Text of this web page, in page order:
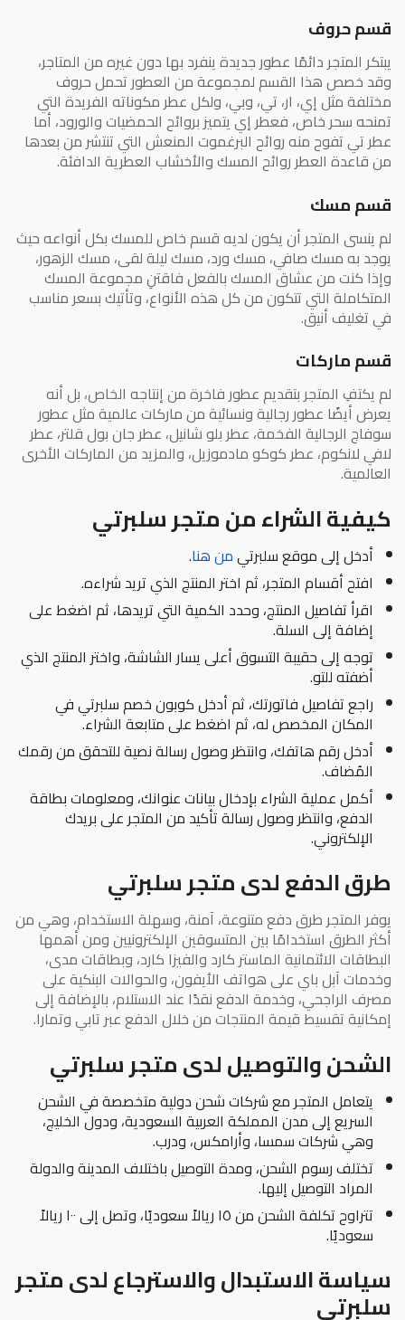
قسم حروف
يبتكر المتجر دائمًا عطور جديدة ينفرد بها دون غيره من المتاجر،
وقد خصص هذا القسم لمجموعة من العطور تحمل حروف
مختلفة مثل إي، ار، تي، وبي، ولكل عطر مكوناته الفريدة التي
تمنحه سحر خاص، فعطر إي يتميز بروائح الحمضيات والورود، أما
عطر تي تفوح منه روائح البرغموت المنعش التي تنتشر من بعدها
من قاعدة العطر روائح المسك والأخشاب العطرية الدافئة.
قسم مسك
لم ينسى المتجر أن يكون لديه قسم خاص للمسك بكل أنواعه حيث
يوجد به مسك صافي، مسك ورد، مسك ليلة لقى، مسك الزهور،
وإذا كنت من عشاق المسك بالفعل فاقتنِ مجموعة المسك
المتكاملة التي تتكون من كل هذه الأنواع، وتأتيك بسعر مناسب
في تغليف أنيق.
قسم ماركات
لم يكتفِ المتجر بتقديم عطور فاخرة من إنتاجه الخاص، بل أنه
يعرض أيضًا عطور رجالية ونسائية من ماركات عالمية مثل عطور
سوفاج الرجالية الفخمة، عطر بلو شانيل، عطر جان بول قلتر، عطر
لافي لانكوم، عطر كوكو مادموزيل، والمزيد من الماركات الأخرى
العالمية.
كيفية الشراء من متجر سلبرتي
أدخل إلى موقع سلبرتيمنهنا.
افتح أقسام المتجر، ثم اختر المنتج الذي تريد شراءه.
اقرأ تفاصيل المنتج، وحدد الكمية التي تريدها، ثم اضغط على
إضافة إلى السلة.
توجه إلى حقيبة التسوق أعلى يسار الشاشة، واختر المنتج الذي
أضفته للتو.
راجع تفاصيل فاتورتك، ثم أدخل كوبون خصم سلبرتي في
المكان المخصص له، ثم اضغط على متابعة الشراء.
أدخل رقم هاتفك، وانتظر وصول رسالة نصية للتحقق من رقمك
المُضاف.
أكمل عملية الشراء بإدخال بيانات عنوانك، ومعلومات بطاقة
الدفع، وانتظر وصول رسالة تأكيد من المتجر على بريدك
الإلكتروني.
طرق الدفع لدى متجر سلبرتي
يوفر المتجر طرق دفع متنوعة، آمنة، وسهلة الاستخدام، وهي من
أكثر الطرق استخدامًا بين المتسوقين الإلكترونيين ومن أهمها
البطاقات الائتمانية الماستر كارد والفيزا كارد، وبطاقات مدى،
وخدمات آبل باي على هواتف الأيفون، والحوالات البنكية على
مصرف الراجحي، وخدمة الدفع نقدًا عند الاستلام، بالإضافة إلى
إمكانية تقسيط قيمة المنتجات من خلال الدفع عبر تابي وتمارا.
الشحن والتوصيل لدى متجر سلبرتي
يتعامل المتجر مع شركات شحن دولية متخصصة في الشحن
السريع إلى مدن المملكة العربية السعودية، ودول الخليج،
وهي شركات سمسا، وأرامكس، ودرب.
تختلف رسوم الشحن، ومدة التوصيل باختلاف المدينة والدولة
المراد التوصيل إليها.
تتراوح تكلفة الشحن من ١٥ ريالاً سعوديًا، وتصل إلى ١٠٠ ريالاً
سعوديًا.
سياسة الاستبدال والاسترجاع لدى متجر
سلبرتي